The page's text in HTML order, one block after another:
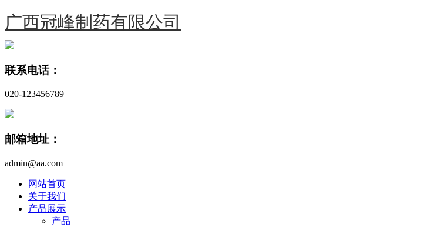
广西冠峰制药有限公司
联系电话：
020-123456789
邮箱地址：
admin@aa.com
网站首页
关于我们
产品展示
产品